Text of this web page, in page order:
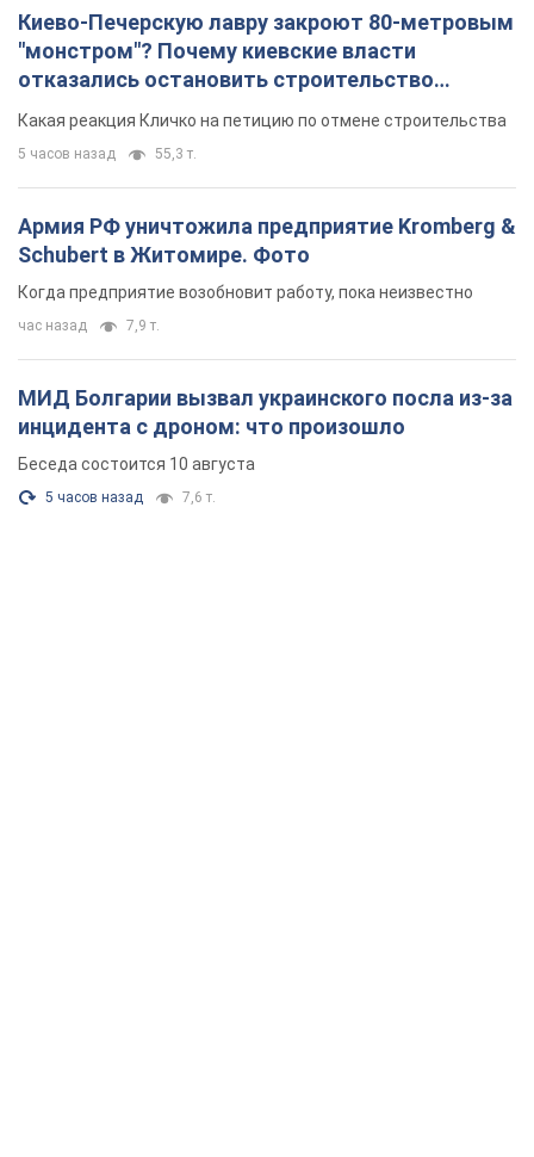
Киево-Печерскую лавру закроют 80-метровым
"монстром"? Почему киевские власти
отказались остановить строительство
небоскреба "московского верующего"
Какая реакция Кличко на петицию по отмене строительства
5 часов назад 55,3 т.
Армия РФ уничтожила предприятие Kromberg &
Schubert в Житомире. Фото
Когда предприятие возобновит работу, пока неизвестно
час назад 7,9 т.
МИД Болгарии вызвал украинского посла из-за
инцидента с дроном: что произошло
Беседа состоится 10 августа
5 часов назад 7,6 т.